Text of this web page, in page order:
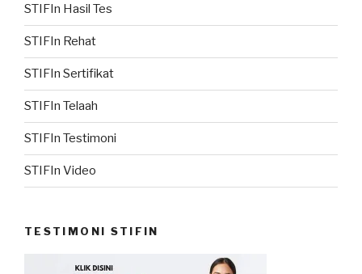
STIFIn Hasil Tes
STIFIn Rehat
STIFIn Sertifikat
STIFIn Telaah
STIFIn Testimoni
STIFIn Video
TESTIMONI STIFIN